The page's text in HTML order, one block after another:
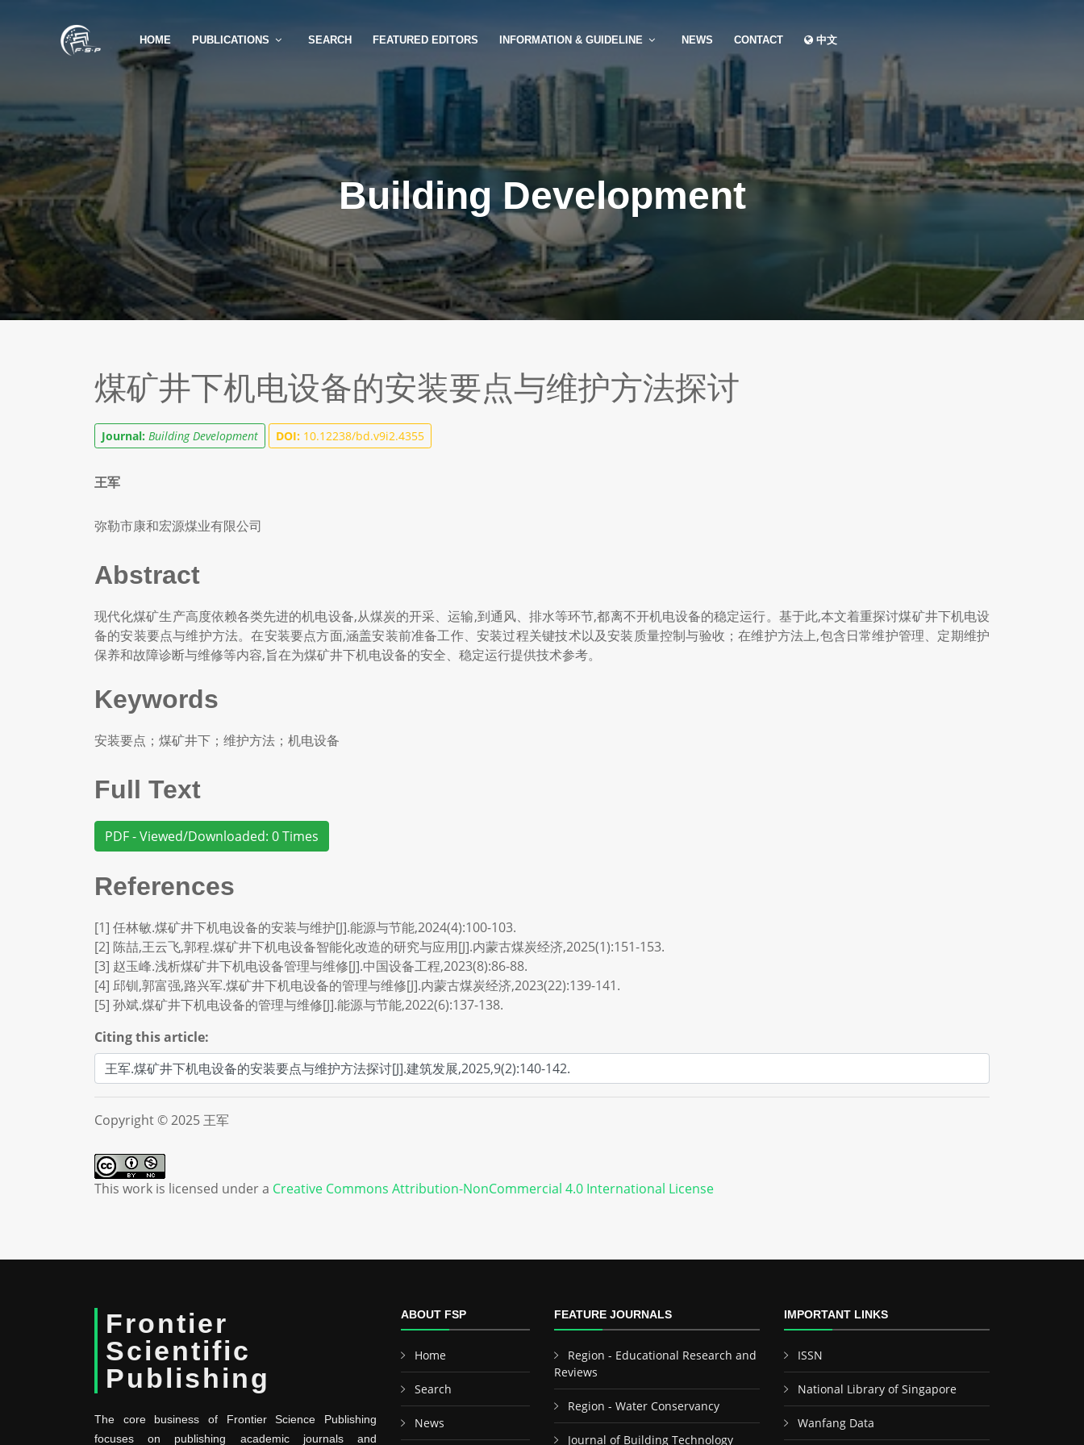
HOME PUBLICATIONS SEARCH FEATURED EDITORS INFORMATION & GUIDELINE NEWS CONTACT 中文
Building Development
煤矿井下机电设备的安装要点与维护方法探讨
Journal: Building Development DOI: 10.12238/bd.v9i2.4355
王军
弥勒市康和宏源煤业有限公司
Abstract
现代化煤矿生产高度依赖各类先进的机电设备,从煤炭的开采、运输,到通风、排水等环节,都离不开机电设备的稳定运行。基于此,本文着重探讨煤矿井下机电设
备的安装要点与维护方法。在安装要点方面,涵盖安装前准备工作、安装过程关键技术以及安装质量控制与验收；在维护方法上,包含日常维护管理、定期维护
保养和故障诊断与维修等内容,旨在为煤矿井下机电设备的安全、稳定运行提供技术参考。
Keywords
安装要点；煤矿井下；维护方法；机电设备
Full Text
PDF - Viewed/Downloaded: 0 Times
References
[1] 任林敏.煤矿井下机电设备的安装与维护[J].能源与节能,2024(4):100-103.
[2] 陈喆,王云飞,郭程.煤矿井下机电设备智能化改造的研究与应用[J].内蒙古煤炭经济,2025(1):151-153.
[3] 赵玉峰.浅析煤矿井下机电设备管理与维修[J].中国设备工程,2023(8):86-88.
[4] 邱钏,郭富强,路兴军.煤矿井下机电设备的管理与维修[J].内蒙古煤炭经济,2023(22):139-141.
[5] 孙斌.煤矿井下机电设备的管理与维修[J].能源与节能,2022(6):137-138.
Citing this article:
Copyright © 2025 王军
This work is licensed under a Creative Commons Attribution-NonCommercial 4.0 International License
Frontier
Scientific
Publishing
The core business of Frontier Science Publishing
focuses on publishing academic journals and
ABOUT FSP
Home
Search
News
FEATURE JOURNALS
Region - Educational Research and
Reviews
Region - Water Conservancy
Journal of Building Technology
IMPORTANT LINKS
ISSN
National Library of Singapore
Wanfang Data